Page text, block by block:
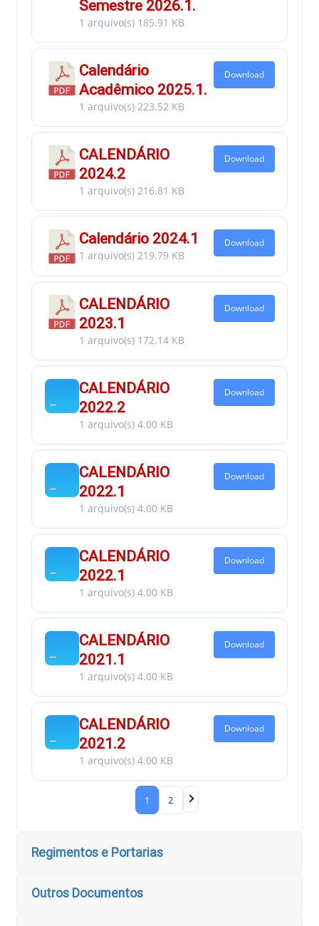
Semestre 2026.1.
1 arquivo(s) 185.91 KB
Calendário
Acadêmico 2025.1.
1 arquivo(s) 223.52 KB
Download
CALENDÁRIO
2024.2
1 arquivo(s) 216.81 KB
Download
Calendário 2024.1
1 arquivo(s) 219.79 KB
Download
CALENDÁRIO
2023.1
1 arquivo(s) 172.14 KB
Download
CALENDÁRIO
2022.2
1 arquivo(s) 4.00 KB
Download
CALENDÁRIO
2022.1
1 arquivo(s) 4.00 KB
Download
CALENDÁRIO
2022.1
1 arquivo(s) 4.00 KB
Download
CALENDÁRIO
2021.1
1 arquivo(s) 4.00 KB
Download
CALENDÁRIO
2021.2
1 arquivo(s) 4.00 KB
Download
1 2
Regimentos e Portarias
Outros Documentos